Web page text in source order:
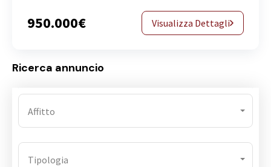
950.000€ Visualizza Dettagli
Ricerca annuncio
Affitto
Tipologia